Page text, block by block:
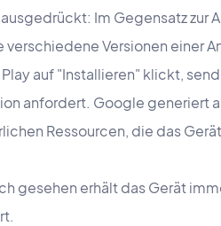
Im Gegensatz zur
verschiedene Versionen einer
auf "Installieren" klickt,
anfordert. Google generiert
Ressourcen, die das
gesehen erhält das Gerät